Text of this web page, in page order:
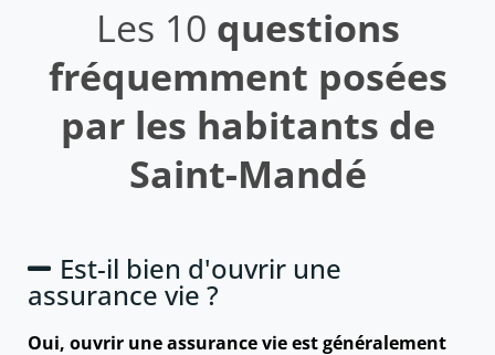
Les 10 questions
fréquemment posées
par les habitants de
Saint-Mandé
Est-il bien d'ouvrir une
assurance vie ?
Oui, ouvrir une assurance vie est généralement